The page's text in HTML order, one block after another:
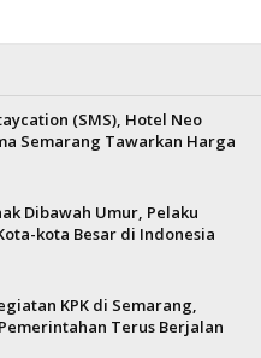
(SMS), Hotel Neo
Semarang Tawarkan Harga
Dibawah Umur, Pelaku
kota Besar di Indonesia
KPK di Semarang,
Terus Berjalan